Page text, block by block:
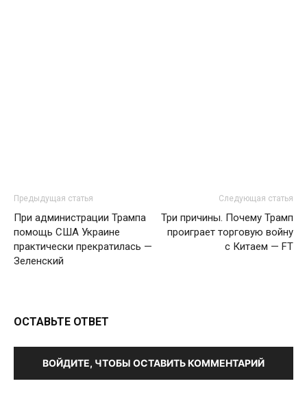
Предыдущая статья
При администрации Трампа
помощь США Украине
практически прекратилась —
Зеленский
Следующая статья
Три причины. Почему Трамп
проиграет торговую войну
с Китаем — FT
ОСТАВЬТЕ ОТВЕТ
ВОЙДИТЕ, ЧТОБЫ ОСТАВИТЬ КОММЕНТАРИЙ